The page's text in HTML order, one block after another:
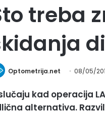
treba
Optometrija.net 08/05/
kad operacija
alternativa.